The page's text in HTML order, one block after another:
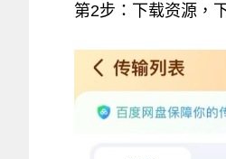
第2步：下载资源，